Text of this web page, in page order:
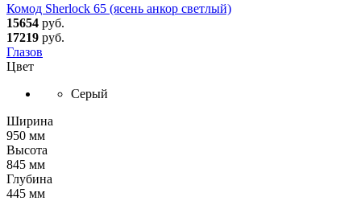
Комод Sherlock 65 (ясень анкор светлый)
15654 руб.
17219 руб.
Глазов
Цвет
Серый
Ширина
950 мм
Высота
845 мм
Глубина
445 мм